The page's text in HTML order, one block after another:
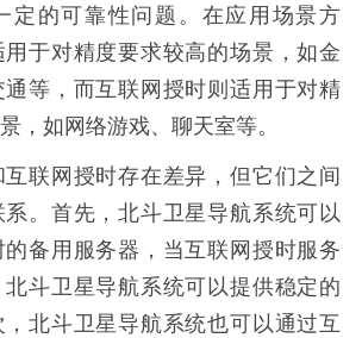
定的可靠性问题。在应用场景方
于对精度要求较高的场景，如金
等，而互联网授时则适用于对精
，如网络游戏、聊天室等。
联网授时存在差异，但它们之间
。首先，北斗卫星导航系统可以
备用服务器，当互联网授时服务
斗卫星导航系统可以提供稳定的
北斗卫星导航系统也可以通过互